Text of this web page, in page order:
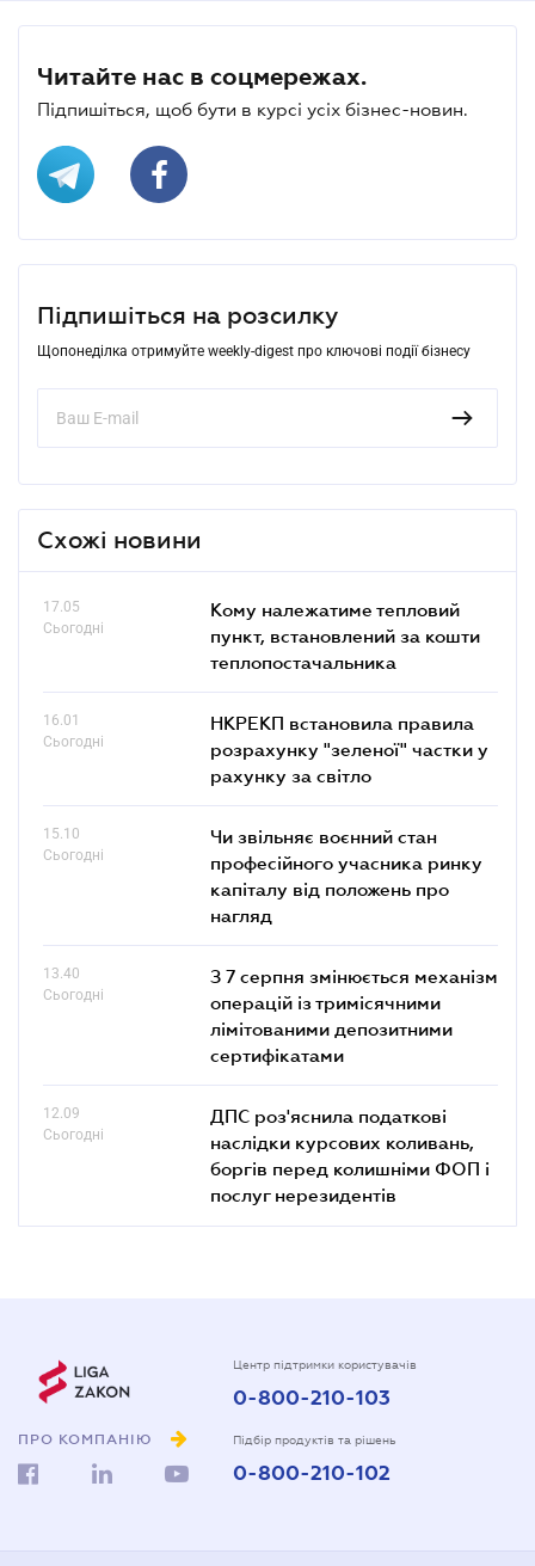
Читайте нас в соцмережах.
Підпишіться, щоб бути в курсі усіх бізнес-новин.
Підпишіться на розсилку
Щопонеділка отримуйте weekly-digest про ключові події бізнесу
Схожі новини
17.05
Сьогодні
Кому належатиме тепловий
пункт, встановлений за кошти
теплопостачальника
16.01
Сьогодні
НКРЕКП встановила правила
розрахунку "зеленої" частки у
рахунку за світло
15.10
Сьогодні
Чи звільняє воєнний стан
професійного учасника ринку
капіталу від положень про
нагляд
13.40
Сьогодні
З 7 серпня змінюється механізм
операцій із тримісячними
лімітованими депозитними
сертифікатами
12.09
Сьогодні
ДПС роз'яснила податкові
наслідки курсових коливань,
боргів перед колишніми ФОП і
послуг нерезидентів
ПРО КОМПАНІЮ
Центр підтримки користувачів
0-800-210-103
Підбір продуктів та рішень
0-800-210-102